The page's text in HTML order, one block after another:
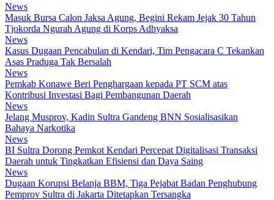
News
Masuk Bursa Calon Jaksa Agung, Begini Rekam Jejak 30 Tahun
Tjokorda Ngurah Agung di Korps Adhyaksa
News
Kasus Dugaan Pencabulan di Kendari, Tim Pengacara C Tekankan
Asas Praduga Tak Bersalah
News
Pemkab Konawe Beri Penghargaan kepada PT SCM atas
Kontribusi Investasi Bagi Pembangunan Daerah
News
Jelang Musprov, Kadin Sultra Gandeng BNN Sosialisasikan
Bahaya Narkotika
News
BI Sultra Dorong Pemkot Kendari Percepat Digitalisasi Transaksi
Daerah untuk Tingkatkan Efisiensi dan Daya Saing
News
Dugaan Korupsi Belanja BBM, Tiga Pejabat Badan Penghubung
Pemprov Sultra di Jakarta Ditetapkan Tersangka